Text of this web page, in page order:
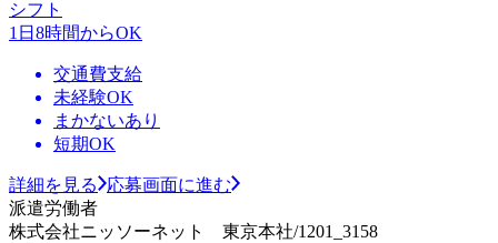
シフト
1日8時間からOK
交通費支給
未経験OK
まかないあり
短期OK
詳細を見る
応募画面に進む
派遣労働者
株式会社ニッソーネット 東京本社/1201_3158